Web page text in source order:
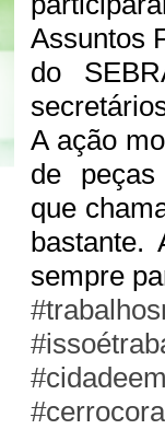
Assuntos
do
A ação
de peças
que
bastante.
sempre